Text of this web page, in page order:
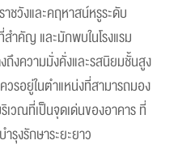
ชวังและคฤหาสน์หรูระดับ
ำคัญ และมักพบในโรงแรม
งความมั่งคั่งและรสนิยมชั้นสูง
วรอยู่ในตำแหน่งที่สามารถมอง
เวณที่เป็นจุดเด่นของอาคาร ที่
รุงรักษาระยะยาว